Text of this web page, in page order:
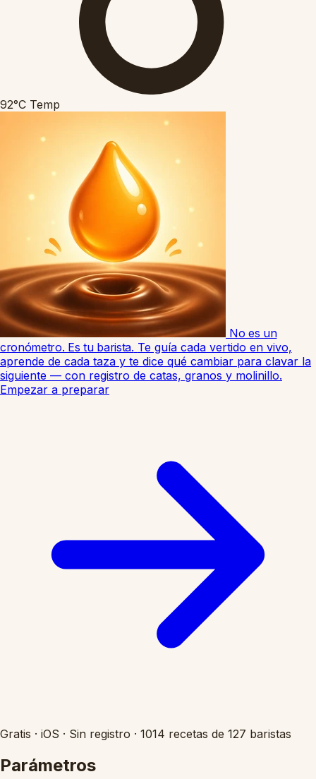
92°C Temp
No es un
cronómetro. Es tu barista. Te guía cada vertido en vivo,
aprende de cada taza y te dice qué cambiar para clavar la
siguiente — con registro de catas, granos y molinillo.
Empezar a preparar
Gratis · iOS · Sin registro · 1014 recetas de 127 baristas
Parámetros